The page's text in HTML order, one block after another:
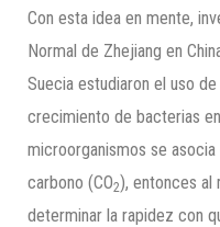
Con esta idea en mente,
Normal de Zhejiang en
Suecia estudiaron el uso
crecimiento de bacterias
microorganismos se
carbono (CO2), entonces al
determinar la rapidez con